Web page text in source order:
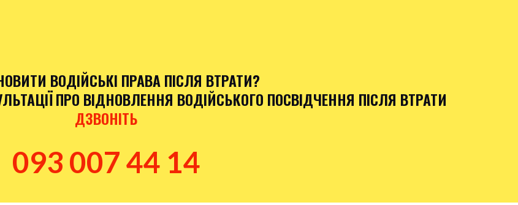
ВОДІЙСЬКІ ПРАВА ПІСЛЯ ВТРАТИ?
ПРО ВІДНОВЛЕННЯ ВОДІЙСЬКОГО ПОСВІДЧЕННЯ ПІСЛЯ ВТРАТИ
ДЗВОНІТЬ
093 007 44 14